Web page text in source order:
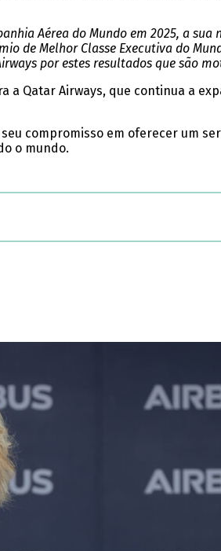
Aérea do Mundo em 2025, a
de Melhor Classe Executiva do
por estes resultados que são
Qatar Airways, que continua a
compromisso em oferecer um
o mundo.